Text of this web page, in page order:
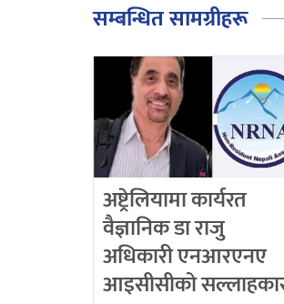
सम्बन्धित सामग्रीहरू
अष्ट्रेलियामा कार्यरत
वैज्ञानिक डा राजु
अधिकारी एनआरएनए
आइसीसीको